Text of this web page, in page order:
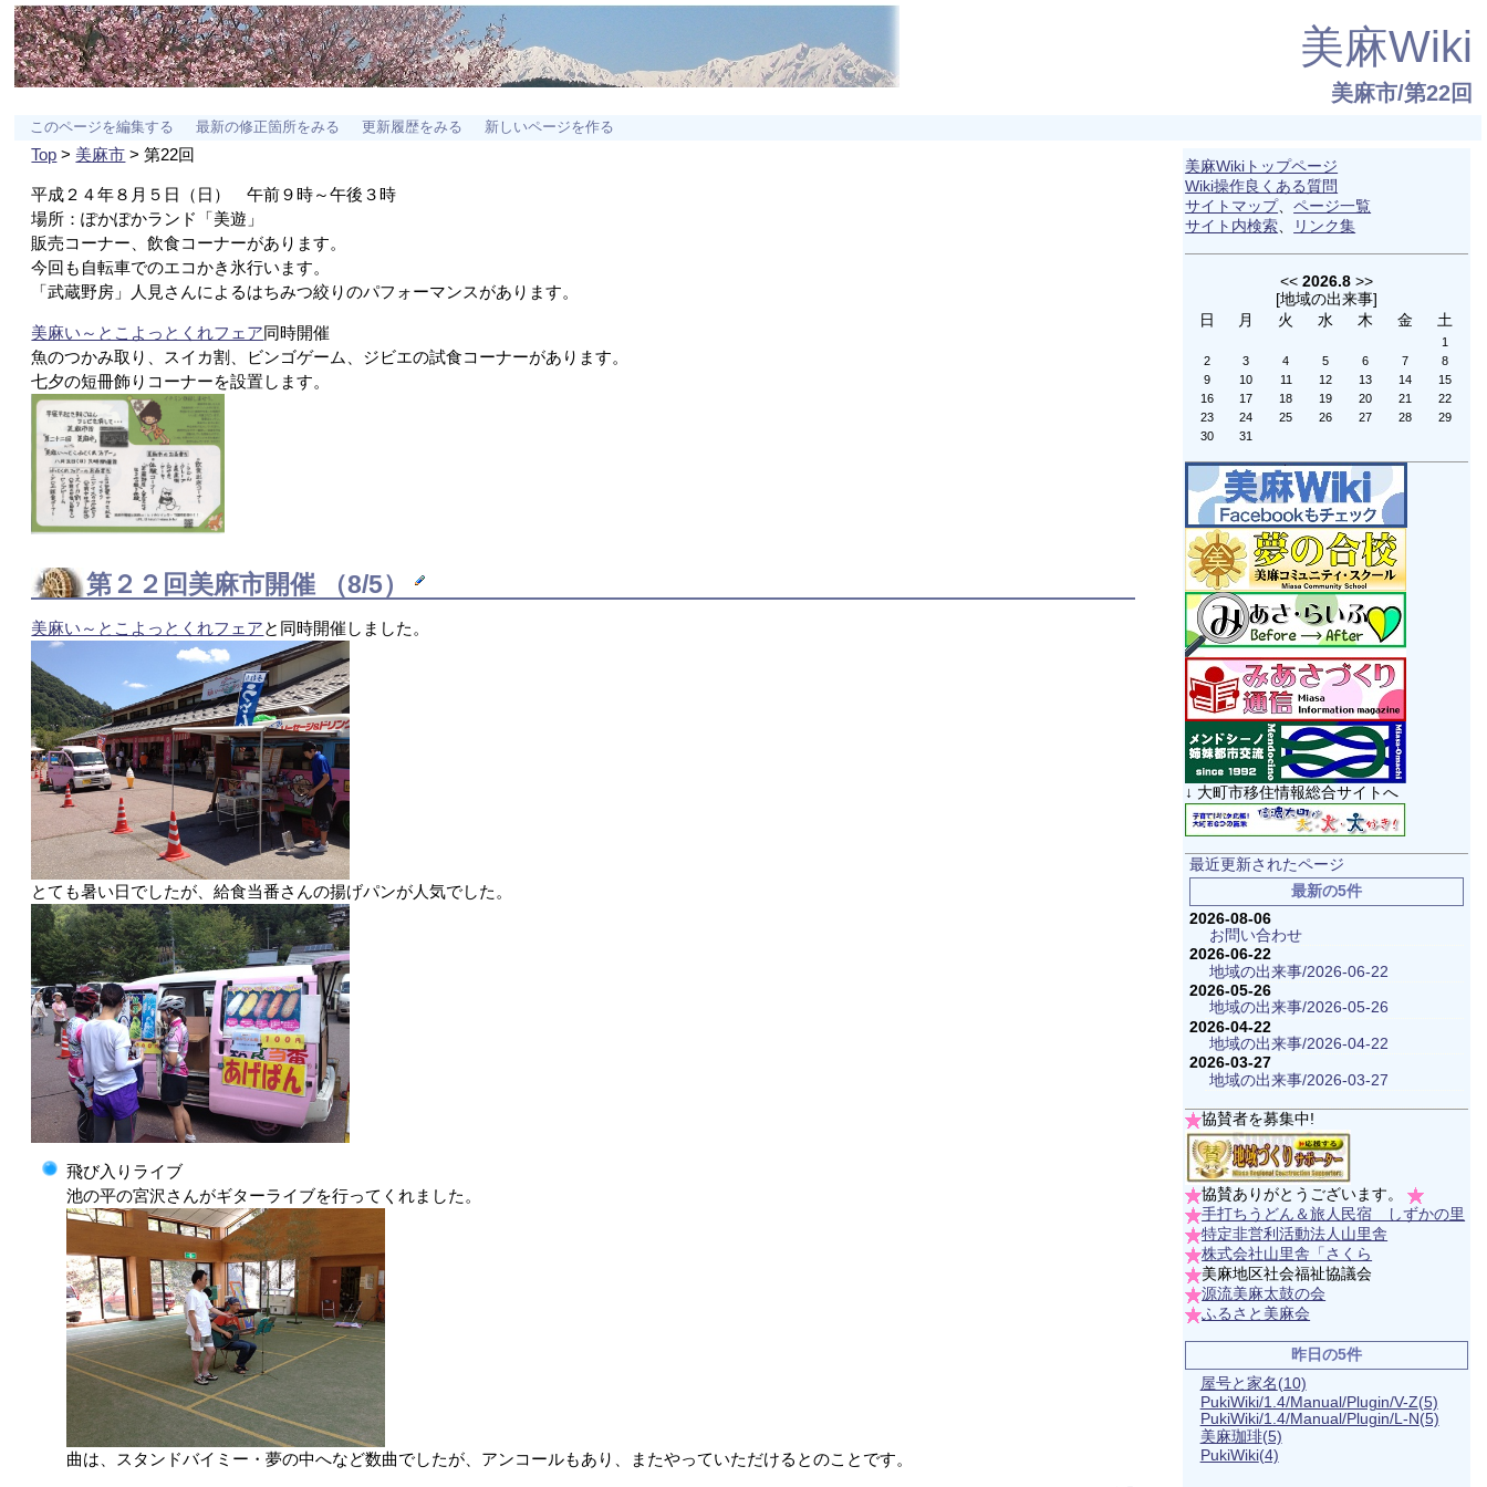
美麻Wiki
美麻市/第22回
このページを編集する 最新の修正箇所をみる 更新履歴をみる 新しいページを作る
Top > 美麻市 > 第22回
平成２４年８月５日（日） 午前９時～午後３時
場所：ぽかぽかランド「美遊」
販売コーナー、飲食コーナーがあります。
今回も自転車でのエコかき氷行います。
「武蔵野房」人見さんによるはちみつ絞りのパフォーマンスがあります。
美麻い～とこよっとくれフェア同時開催
魚のつかみ取り、スイカ割、ビンゴゲーム、ジビエの試食コーナーがあります。
七夕の短冊飾りコーナーを設置します。
第２２回 美麻市開催 （8/5）
美麻い～とこよっとくれフェアと同時開催しました。
とても暑い日でしたが、給食当番さんの揚げパンが人気でした。
飛び入りライブ
池の平の宮沢さんがギターライブを行ってくれました。
曲は、スタンドバイミー・夢の中へなど数曲でしたが、アンコールもあり、またやっていただけるとのことです。
美麻Wikiトップページ
Wiki操作良くある質問
サイトマップ、ページ一覧
サイト内検索、 リンク集
<< 2026.8 >>
[地域の出来事]
日
月 火 水 木 金 土
1
2
3 4 5 6 7
8
9
10 11 12 13 14
15
16
17 18 19 20 21
22
23
24 25 26 27 28
29
30
31
↓ 大町市移住情報総合サイトへ
最近更新されたページ
最新の5件
2026-08-06
お問い合わせ
2026-06-22
地域の出来事/2026-06-22
2026-05-26
地域の出来事/2026-05-26
2026-04-22
地域の出来事/2026-04-22
2026-03-27
地域の出来事/2026-03-27
協賛者を募集中!
協賛ありがとうございます。
手打ちうどん＆旅人民宿 しずかの里
特定非営利活動法人山里舎
株式会社山里舎「さくら
美麻地区社会福祉協議会
源流美麻太鼓の会
ふるさと美麻会
昨日の5件
屋号と家名 (10)
PukiWiki/1.4/Manual/Plugin/V-Z(5)
PukiWiki/1.4/Manual/Plugin/L-N (5)
美麻珈琲(5)
PukiWiki(4)